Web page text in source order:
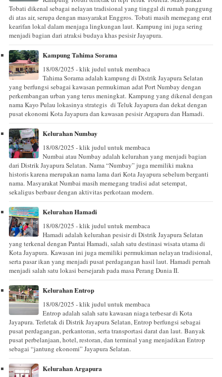
Tobati dikenal sebagai nelayan tradisional yang tinggal di rumah panggung
di atas air, serupa dengan masyarakat Enggros. Tobati masih memegang erat
kearifan lokal dalam menjaga lingkungan laut. Kampung ini juga sering
menjadi bagian dari atraksi budaya khas pesisir Jayapura.
Kampung Tahima Sorama
18/08/2025 - klik judul untuk membaca
Tahima Sorama adalah kampung di Distrik Jayapura Selatan
yang berfungsi sebagai kawasan permukiman adat Port Numbay dengan
perkembangan urban yang terus meningkat. Kampung yang dikenal dengan
nama Kayo Pulau lokasinya strategis di Teluk Jayapura dan dekat dengan
pusat ekonomi Kota Jayapura dan kawasan pesisir Argapura dan Hamadi.
Kelurahan Numbay
18/08/2025 - klik judul untuk membaca
Numbai atau Numbay adalah kelurahan yang menjadi bagian
dari Distrik Jayapura Selatan. Nama “Numbay” juga memiliki makna
historis karena merupakan nama lama dari Kota Jayapura sebelum berganti
nama. Masyarakat Numbai masih memegang tradisi adat setempat,
sekaligus berbaur dengan aktivitas perkotaan modern.
Kelurahan Hamadi
18/08/2025 - klik judul untuk membaca
Hamadi adalah kelurahan pesisir di Distrik Jayapura Selatan
yang terkenal dengan Pantai Hamadi, salah satu destinasi wisata utama di
Kota Jayapura. Kawasan ini juga memiliki permukiman nelayan tradisional,
serta pasar ikan yang menjadi pusat perdagangan hasil laut. Hamadi pernah
menjadi salah satu lokasi bersejarah pada masa Perang Dunia II.
Kelurahan Entrop
18/08/2025 - klik judul untuk membaca
Entrop adalah salah satu kawasan niaga terbesar di Kota
Jayapura. Terletak di Distrik Jayapura Selatan, Entrop berfungsi sebagai
pusat perdagangan, perkantoran, serta transportasi darat dan laut. Banyak
pusat perbelanjaan, hotel, restoran, dan terminal yang menjadikan Entrop
sebagai “jantung ekonomi” Jayapura Selatan.
Kelurahan Argapura